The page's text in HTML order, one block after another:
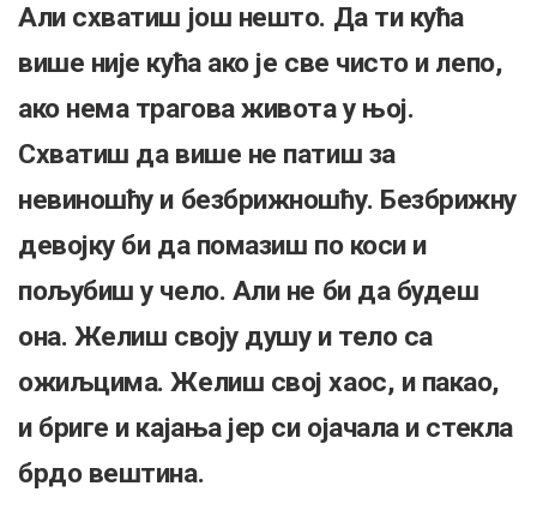
Али схватиш још нешто. Да ти кућа
више није кућа ако је све чисто и лепо,
ако нема трагова живота у њој.
Схватиш да више не патиш за
невиношћу и безбрижношћу. Безбрижну
девојку би да помазиш по коси и
пољубиш у чело. Али не би да будеш
она. Желиш своју душу и тело са
ожиљцима. Желиш свој хаос, и пакао,
и бриге и кајања јер си ојачала и стекла
брдо вештина.